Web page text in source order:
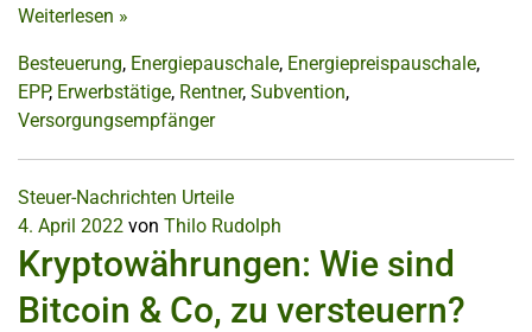
Weiterlesen »
Besteuerung, Energiepauschale, Energiepreispauschale,
EPP, Erwerbstätige, Rentner, Subvention,
Versorgungsempfänger
Steuer-Nachrichten Urteile
4. April 2022 von Thilo Rudolph
Kryptowährungen: Wie sind
Bitcoin & Co, zu versteuern?